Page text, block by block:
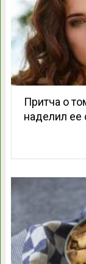
Притча о
наделил ее